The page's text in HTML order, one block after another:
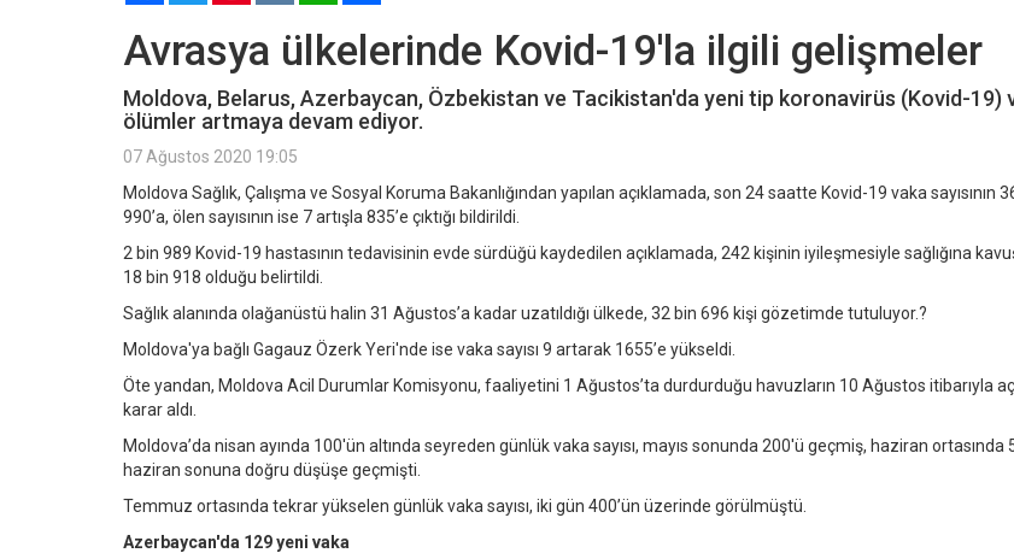
Avrasya ülkelerinde Kovid-19'la ilgili gelişmeler
Moldova, Belarus, Azerbaycan, Özbekistan ve Tacikistan'da yeni tip koronavirüs (Kovid-19)
ölümler artmaya devam ediyor.
07 Ağustos 2020 19:05
Moldova Sağlık, Çalışma ve Sosyal Koruma Bakanlığından yapılan açıklamada, son 24 saatte Kovid-19 vaka sayısının
990’a, ölen sayısının ise 7 artışla 835’e çıktığı bildirildi.
2 bin 989 Kovid-19 hastasının tedavisinin evde sürdüğü kaydedilen açıklamada, 242 kişinin iyileşmesiyle sağlığına
18 bin 918 olduğu belirtildi.
Sağlık alanında olağanüstü halin 31 Ağustos’a kadar uzatıldığı ülkede, 32 bin 696 kişi gözetimde tutuluyor.?
Moldova'ya bağlı Gagauz Özerk Yeri'nde ise vaka sayısı 9 artarak 1655’e yükseldi.
Öte yandan, Moldova Acil Durumlar Komisyonu, faaliyetini 1 Ağustos’ta durdurduğu havuzların 10 Ağustos itibarıyla
karar aldı.
Moldova’da nisan ayında 100'ün altında seyreden günlük vaka sayısı, mayıs sonunda 200'ü geçmiş, haziran ortasında
haziran sonuna doğru düşüşe geçmişti.
Temmuz ortasında tekrar yükselen günlük vaka sayısı, iki gün 400’ün üzerinde görülmüştü.
Azerbaycan'da 129 yeni vaka